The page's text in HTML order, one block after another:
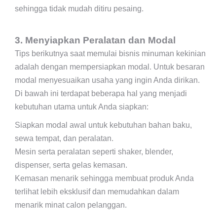
sehingga tidak mudah ditiru pesaing.
3. Menyiapkan Peralatan dan Modal
Tips berikutnya saat memulai bisnis minuman kekinian
adalah dengan mempersiapkan modal. Untuk besaran
modal menyesuaikan usaha yang ingin Anda dirikan.
Di bawah ini terdapat beberapa hal yang menjadi
kebutuhan utama untuk Anda siapkan:
Siapkan modal awal untuk kebutuhan bahan baku,
sewa tempat, dan peralatan.
Mesin serta peralatan seperti shaker, blender,
dispenser, serta gelas kemasan.
Kemasan menarik sehingga membuat produk Anda
terlihat lebih eksklusif dan memudahkan dalam
menarik minat calon pelanggan.